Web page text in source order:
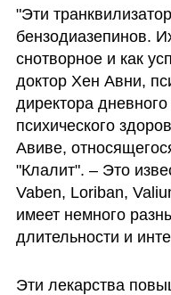
"Эти
бензодиазепинов.
снотворное и как
доктор Хен Авни,
директора
психического
Авиве,
"Клалит". – Это
Vaben, Loriban,
имеет немного
длительности и
Эти лекарства